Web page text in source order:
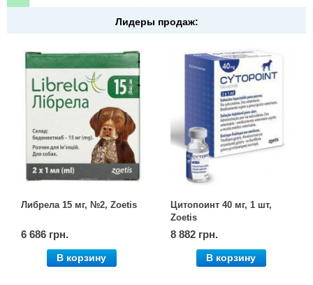
Лидеры продаж:
Либрела 15 мг, №2, Zoetis
6 686 грн.
В корзину
Цитопоинт 40 мг, 1 шт,
Zoetis
8 882 грн.
В корзину